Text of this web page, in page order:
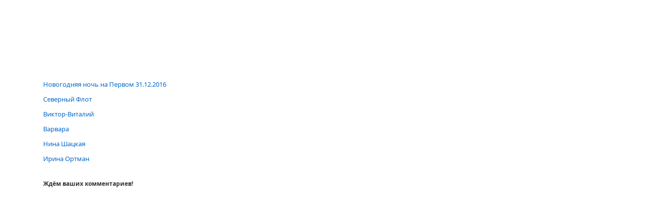
Новогодняя ночь на Первом 31.12.2016
Северный Флот
Виктор-Виталий
Варвара
Нина Шацкая
Ирина Ортман
Ждём ваших комментариев!